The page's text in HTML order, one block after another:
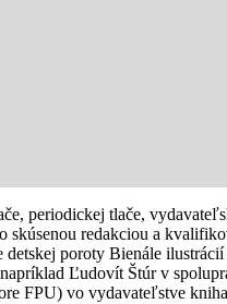
periodickej tlače,
redakciou a
poroty Bienále
Ľudovít Štúr v
FPU) vo vydavateľstve